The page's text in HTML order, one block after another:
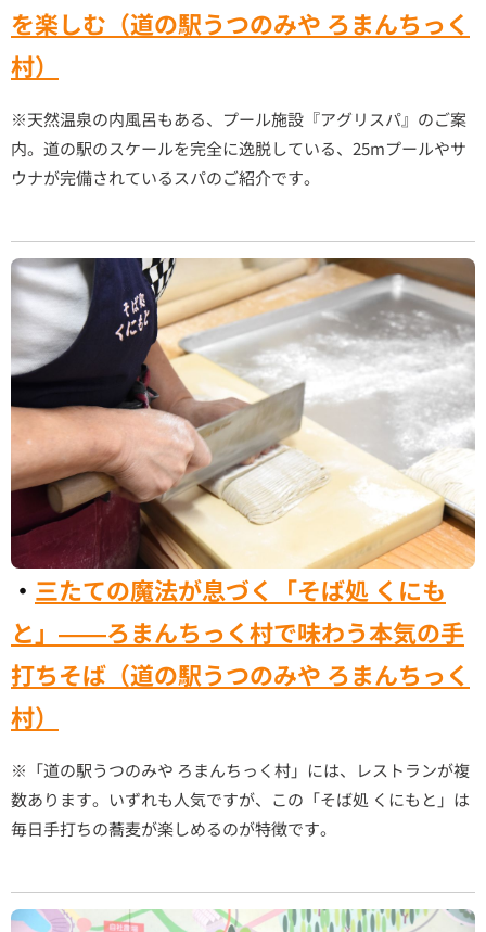
を楽しむ（道の駅うつのみや ろまんちっく
村）
※天然温泉の内風呂もある、プール施設『アグリスパ』のご案
内。道の駅のスケールを完全に逸脱している、25mプールやサ
ウナが完備されているスパのご紹介です。
・ 三たての魔法が息づく「そば処 くにも
と」——ろまんちっく村で味わう本気の手
打ちそば（道の駅うつのみや ろまんちっく
村）
※「道の駅うつのみや ろまんちっく村」には、レストランが複
数あります。いずれも人気ですが、この「そば処 くにもと」は
毎日手打ちの蕎麦が楽しめるのが特徴です。